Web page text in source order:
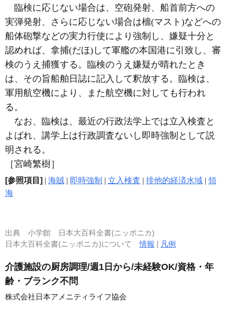
臨検に応じない場合は、空砲発射、船首前方への
実弾発射、さらに応じない場合は檣(マスト)などへの
船体砲撃などの実力行使により強制し、嫌疑十分と
認めれば、拿捕(だほ)して軍艦の本国港に引致し、審
検のうえ捕獲する。臨検のうえ嫌疑が晴れたとき
は、その旨船舶日誌に記入して釈放する。臨検は、
軍用航空機により、また航空機に対しても行われ
る。
なお、臨検は、最近の行政法学上では立入検査と
よばれ、講学上は行政調査ないし即時強制として説
明される。
［宮崎繁樹］
[参照項目] | 海賊 | 即時強制 | 立入検査 | 排他的経済水域 | 領
海
出典 小学館 日本大百科全書(ニッポニカ)
日本大百科全書(ニッポニカ)について情報 | 凡例
介護施設の厨房調理/週1日から/未経験OK/資格・年
齢・ブランク不問
株式会社日本アメニティライフ協会